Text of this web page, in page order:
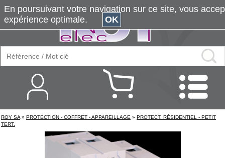
ROY SA » PROTECTION - COFFRET - APPAREILLAGE » PROTECT. RÉSIDENTIEL - PETIT
TERT.
En poursuivant votre navigation sur ce site, vous
expérience optimale.
OK